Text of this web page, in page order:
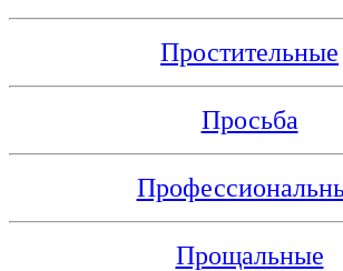
Простительные
Просьба
Прощальные